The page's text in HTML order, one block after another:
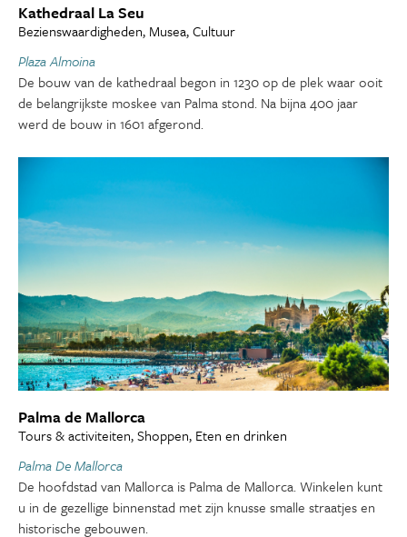
Kathedraal La Seu
Bezienswaardigheden, Musea, Cultuur
Plaza Almoina
De bouw van de kathedraal begon in 1230 op de plek waar ooit
de belangrijkste moskee van Palma stond. Na bijna 400 jaar
werd de bouw in 1601 afgerond.
Palma de Mallorca
Tours & activiteiten, Shoppen, Eten en drinken
Palma De Mallorca
De hoofdstad van Mallorca is Palma de Mallorca. Winkelen kunt
u in de gezellige binnenstad met zijn knusse smalle straatjes en
historische gebouwen.